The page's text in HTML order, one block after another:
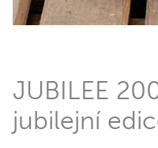
JUBILEE
jubilejní